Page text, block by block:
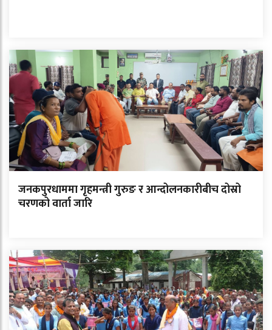
जनकपुरधाममा गृहमन्त्री गुरुङ र आन्दोलनकारीबीच दोस्रो
चरणको वार्ता जारि